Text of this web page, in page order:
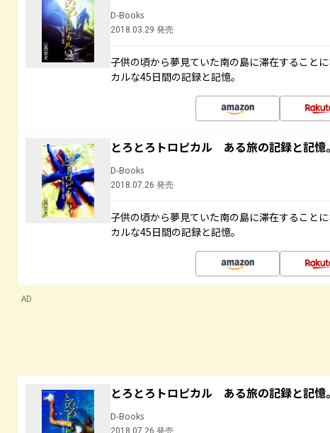
D-Books
2018.03.29 発売
子供の頃から夢見ていた南の島に滞在すること
カルな45日間の記録と記憶。
とろとろトロピカル ある旅の記録と記
D-Books
2018.07.26 発売
子供の頃から夢見ていた南の島に滞在すること
カルな45日間の記録と記憶。
AD
とろとろトロピカル ある旅の記録と記
D-Books
2018.07.26 発売